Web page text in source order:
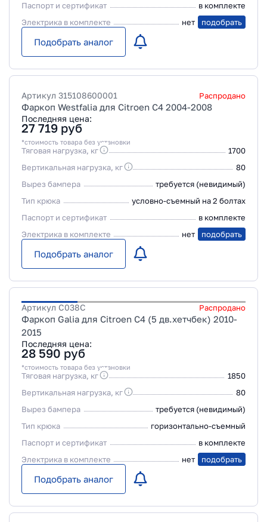
Паспорт и сертификат
в комплекте
Электрика в комплекте
нет подобрать
Подобрать аналог
Артикул 315108600001 Распродано
Фаркоп Westfalia для Citroen C4 2004-2008
Последняя цена:
27 719 руб
*стоимость товара без установки
Тяговая нагрузка, кг
1700
Вертикальная нагрузка, кг
80
Вырез бампера
требуется (невидимый)
Тип крюка
условно-съемный на 2 болтах
Паспорт и сертификат
в комплекте
Электрика в комплекте
нет подобрать
Подобрать аналог
Артикул C038C Распродано
Фаркоп Galia для Citroen C4 (5 дв.хетчбек) 2010-
2015
Последняя цена:
28 590 руб
*стоимость товара без установки
Тяговая нагрузка, кг
1850
Вертикальная нагрузка, кг
80
Вырез бампера
требуется (невидимый)
Тип крюка
горизонтально-съемный
Паспорт и сертификат
в комплекте
Электрика в комплекте
нет подобрать
Подобрать аналог